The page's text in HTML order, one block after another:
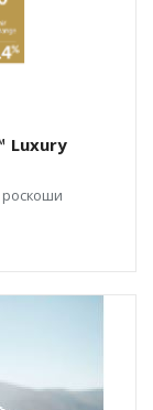
Luxury
роскоши